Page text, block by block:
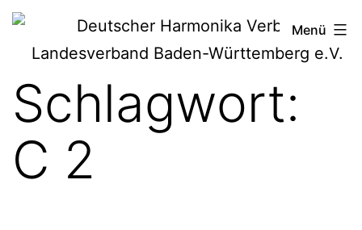
Zum
Deutscher
Harmonika-
Verband
Menü
Schlagwort:
C 2